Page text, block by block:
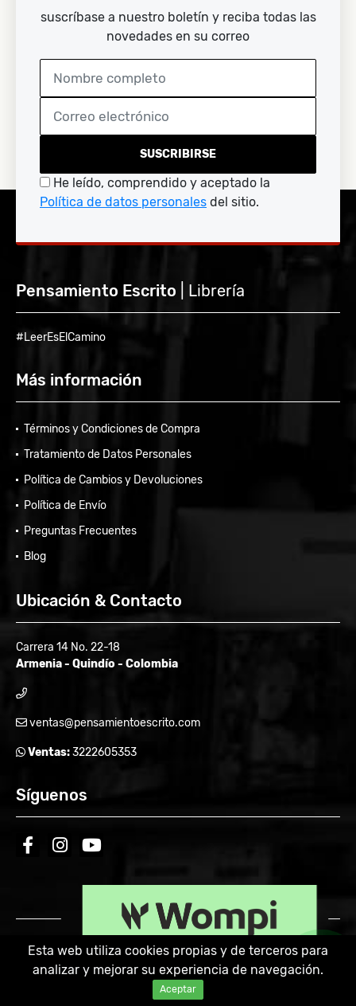
suscríbase a nuestro boletín y reciba todas las
novedades en su correo
SUSCRIBIRSE
He leído, comprendido y aceptado la
Política de datos personales del sitio.
Pensamiento Escrito | Librería
#LeerEsElCamino
Más información
Términos y Condiciones de Compra
Tratamiento de Datos Personales
Política de Cambios y Devoluciones
Política de Envío
Preguntas Frecuentes
Blog
Ubicación & Contacto
Carrera 14 No. 22-18
Armenia - Quindío - Colombia
ventas@pensamientoescrito.com
Ventas:3222605353
Síguenos
facebookinstagramyoutube
Powered by:
Esta web utiliza cookies propias y de terceros para
analizar y mejorar su experiencia de navegación.
Aceptar